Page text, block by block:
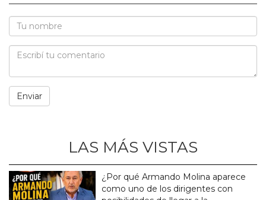
LAS MÁS VISTAS
¿Por qué Armando Molina aparece
como uno de los dirigentes con